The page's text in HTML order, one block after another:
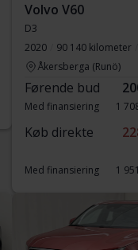
Volvo V60
D3
2020
90 140 kilometer
Åkersberga (Runö)
Førende bud
Med finansiering 1
Køb direkte
Med finansiering
1